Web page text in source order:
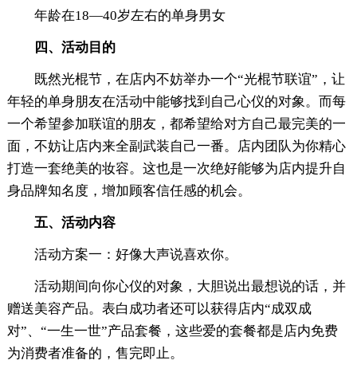
年龄在18—40岁左右的单身男女
四、活动目的
既然光棍节，在店内不妨举办一个“光棍节联谊”，让
年轻的单身朋友在活动中能够找到自己心仪的对象。而每
一个希望参加联谊的朋友，都希望给对方自己最完美的一
面，不妨让店内来全副武装自己一番。店内团队为你精心
打造一套绝美的妆容。这也是一次绝好能够为店内提升自
身品牌知名度，增加顾客信任感的机会。
五、活动内容
活动方案一：好像大声说喜欢你。
活动期间向你心仪的对象，大胆说出最想说的话，并
赠送美容产品。表白成功者还可以获得店内“成双成
对”、“一生一世”产品套餐，这些爱的套餐都是店内免费
为消费者准备的，售完即止。